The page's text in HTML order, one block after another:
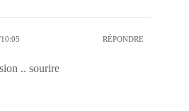
RÉPONDRE
.. sourire